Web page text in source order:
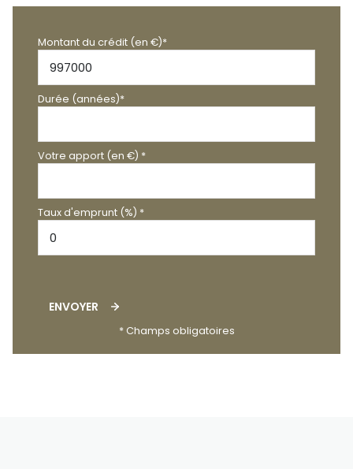
Montant du crédit (en €)*
Durée (années)*
Votre apport (en €) *
Taux d'emprunt (%) *
ENVOYER
* Champs obligatoires